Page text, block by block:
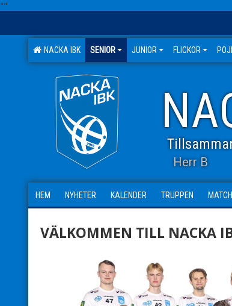
""
NACKA IBK SENIOR JUNIOR FLICKOR
Herr B
HEM NYHETER KALENDER TRUPPEN
VÄLKOMMEN TILL NACKA